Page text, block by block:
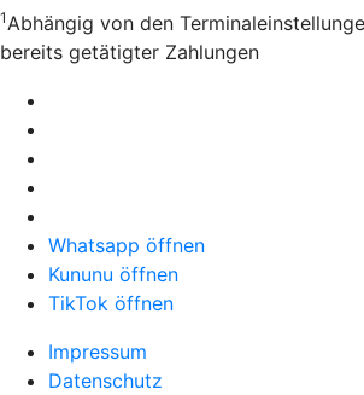
1 Abhängig von den
bereits getätigter Zahlungen
Whatsapp öffnen
Kununu öffnen
TikTok öffnen
Impressum
Datenschutz